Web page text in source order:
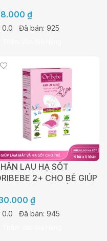
20G
₫
0.0 Đã bán: 925
LAU HẠ SỐT
2+ CHO BÉ GIÚP
X 6 KHĂN
₫
0.0 Đã bán: 945